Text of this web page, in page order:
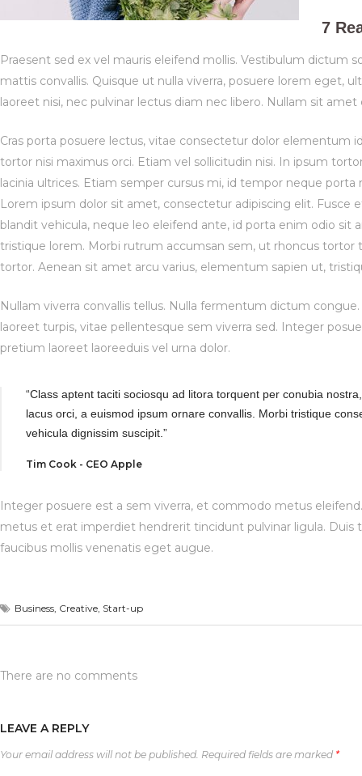
7
Praesent sed ex vel mauris eleifend mollis. Vestibulum dictum
mattis convallis. Quisque ut nulla viverra, posuere lorem eget,
laoreet nisi, nec pulvinar lectus diam nec libero. Nullam sit amet
Cras porta posuere lectus, vitae consectetur dolor elementum
tortor nisi maximus orci. Etiam vel sollicitudin nisi. In ipsum
lacinia ultrices. Etiam semper cursus mi, id tempor neque
Lorem ipsum dolor sit amet, consectetur adipiscing elit. Fusce
blandit vehicula, neque leo eleifend ante, id porta enim odio
tristique lorem. Morbi rutrum accumsan sem, ut rhoncus tortor
tortor. Aenean sit amet arcu varius, elementum sapien ut,
Nullam viverra convallis tellus. Nulla fermentum dictum
laoreet turpis, vitae pellentesque sem viverra sed. Integer
pretium laoreet laoreeduis vel urna dolor.
“Class aptent taciti sociosqu ad litora torquent per conubia
lacus orci, a euismod ipsum ornare convallis. Morbi tristique
vehicula dignissim suscipit.”
Tim Cook - CEO Apple
Integer posuere est a sem viverra, et commodo metus
metus et erat imperdiet hendrerit tincidunt pulvinar ligula. Duis
faucibus mollis venenatis eget augue.
Business Creative Start-up
There are no comments
LEAVE A REPLY
Your email address will not be published. Required fields are marked *